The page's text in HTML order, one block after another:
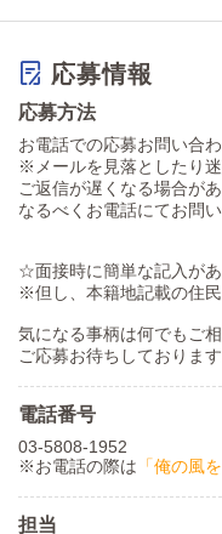
応募情報
応募方法
お電話での応募お問い合
※メールを見落としたり
ご返信が遅くなる場合が
なるべくお電話にてお問
☆面接時に簡単な記入があ
※但し、本籍地記載の住民
気になる事柄は何でもご相
ご応募お待ちしております
電話番号
03-5808-1952
※お電話の際は 「俺の風
担当